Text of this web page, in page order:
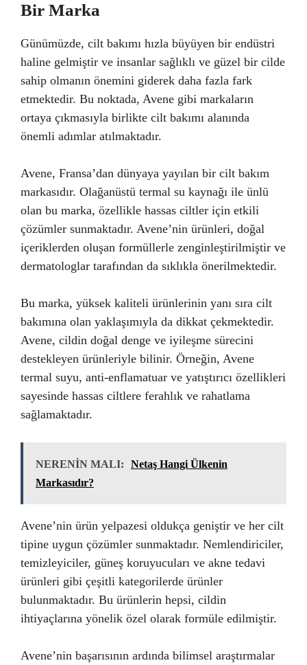
Bir Marka
Günümüzde, cilt bakımı hızla büyüyen bir endüstri
haline gelmiştir ve insanlar sağlıklı ve güzel bir cilde
sahip olmanın önemini giderek daha fazla fark
etmektedir. Bu noktada, Avene gibi markaların
ortaya çıkmasıyla birlikte cilt bakımı alanında
önemli adımlar atılmaktadır.
Avene, Fransa’dan dünyaya yayılan bir cilt bakım
markasıdır. Olağanüstü termal su kaynağı ile ünlü
olan bu marka, özellikle hassas ciltler için etkili
çözümler sunmaktadır. Avene’nin ürünleri, doğal
içeriklerden oluşan formüllerle zenginleştirilmiştir ve
dermatologlar tarafından da sıklıkla önerilmektedir.
Bu marka, yüksek kaliteli ürünlerinin yanı sıra cilt
bakımına olan yaklaşımıyla da dikkat çekmektedir.
Avene, cildin doğal denge ve iyileşme sürecini
destekleyen ürünleriyle bilinir. Örneğin, Avene
termal suyu, anti-enflamatuar ve yatıştırıcı özellikleri
sayesinde hassas ciltlere ferahlık ve rahatlama
sağlamaktadır.
NERENİN MALI:
Netaş Hangi Ülkenin
Markasıdır?
Avene’nin ürün yelpazesi oldukça geniştir ve her cilt
tipine uygun çözümler sunmaktadır. Nemlendiriciler,
temizleyiciler, güneş koruyucuları ve akne tedavi
ürünleri gibi çeşitli kategorilerde ürünler
bulunmaktadır. Bu ürünlerin hepsi, cildin
ihtiyaçlarına yönelik özel olarak formüle edilmiştir.
Avene’nin başarısının ardında bilimsel araştırmalar